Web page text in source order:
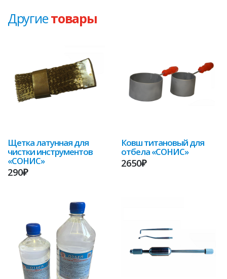
Другиетовары
Щетка латунная для
чистки инструментов
«СОНИС»
290₽
Ковш титановый для
отбела «СОНИС»
2650₽